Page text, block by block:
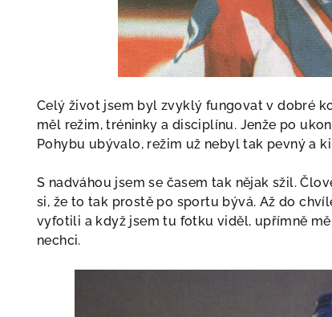
Celý život jsem byl zvyklý fungovat v dobré
měl režim, tréninky a disciplínu. Jenže po
Pohybu ubývalo, režim už nebyl tak pevný a
S nadváhou jsem se časem tak nějak sžil.
si, že to tak prostě po sportu bývá. Až do
vyfotili a když jsem tu fotku viděl, upřímně
nechci.